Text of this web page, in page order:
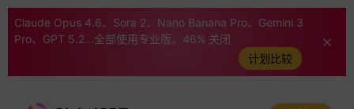
Claude Opus 4.6、Sora 2、Nano Banana Pro、Gemini 3
Pro、GPT 5.2...全部使用专业版。46% 关闭
计划比较